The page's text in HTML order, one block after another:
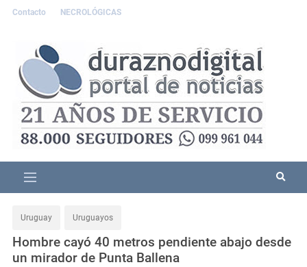
Contacto NECROLÓGICAS
Uruguay Uruguayos
Hombre cayó 40 metros pendiente abajo desde
un mirador de Punta Ballena